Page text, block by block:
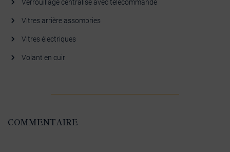
Verrouillage centralisé avec télécommande
Vitres arrière assombries
Vitres électriques
Volant en cuir
COMMENTAIRE